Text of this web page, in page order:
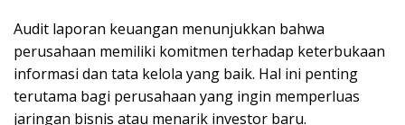
Audit laporan keuangan menunjukkan bahwa
perusahaan memiliki komitmen terhadap keterbukaan
informasi dan tata kelola yang baik. Hal ini penting
terutama bagi perusahaan yang ingin memperluas
jaringan bisnis atau menarik investor baru.